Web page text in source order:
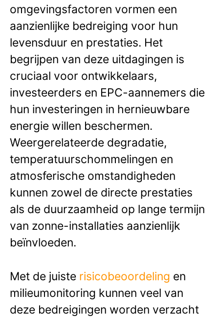
omgevingsfactoren vormen een
aanzienlijke bedreiging voor hun
levensduur en prestaties. Het
begrijpen van deze uitdagingen is
cruciaal voor ontwikkelaars,
investeerders en EPC-aannemers die
hun investeringen in hernieuwbare
energie willen beschermen.
Weergerelateerde degradatie,
temperatuurschommelingen en
atmosferische omstandigheden
kunnen zowel de directe prestaties
als de duurzaamheid op lange termijn
van zonne-installaties aanzienlijk
beïnvloeden.
Met de juiste risicobeoordeling en
milieumonitoring kunnen veel van
deze bedreigingen worden verzacht